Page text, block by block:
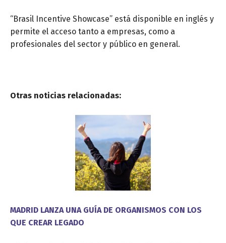
“Brasil Incentive Showcase” está disponible en inglés y
permite el acceso tanto a empresas, como a
profesionales del sector y público en general.
Otras noticias relacionadas:
MADRID LANZA UNA GUÍA DE ORGANISMOS CON LOS
QUE CREAR LEGADO